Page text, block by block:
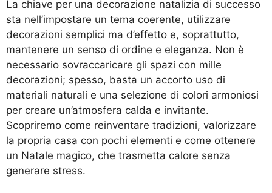
La chiave per una decorazione natalizia di successo
sta nell’impostare un tema coerente, utilizzare
decorazioni semplici ma d’effetto e, soprattutto,
mantenere un senso di ordine e eleganza. Non è
necessario sovraccaricare gli spazi con mille
decorazioni; spesso, basta un accorto uso di
materiali naturali e una selezione di colori armoniosi
per creare un’atmosfera calda e invitante.
Scopriremo come reinventare tradizioni, valorizzare
la propria casa con pochi elementi e come ottenere
un Natale magico, che trasmetta calore senza
generare stress.